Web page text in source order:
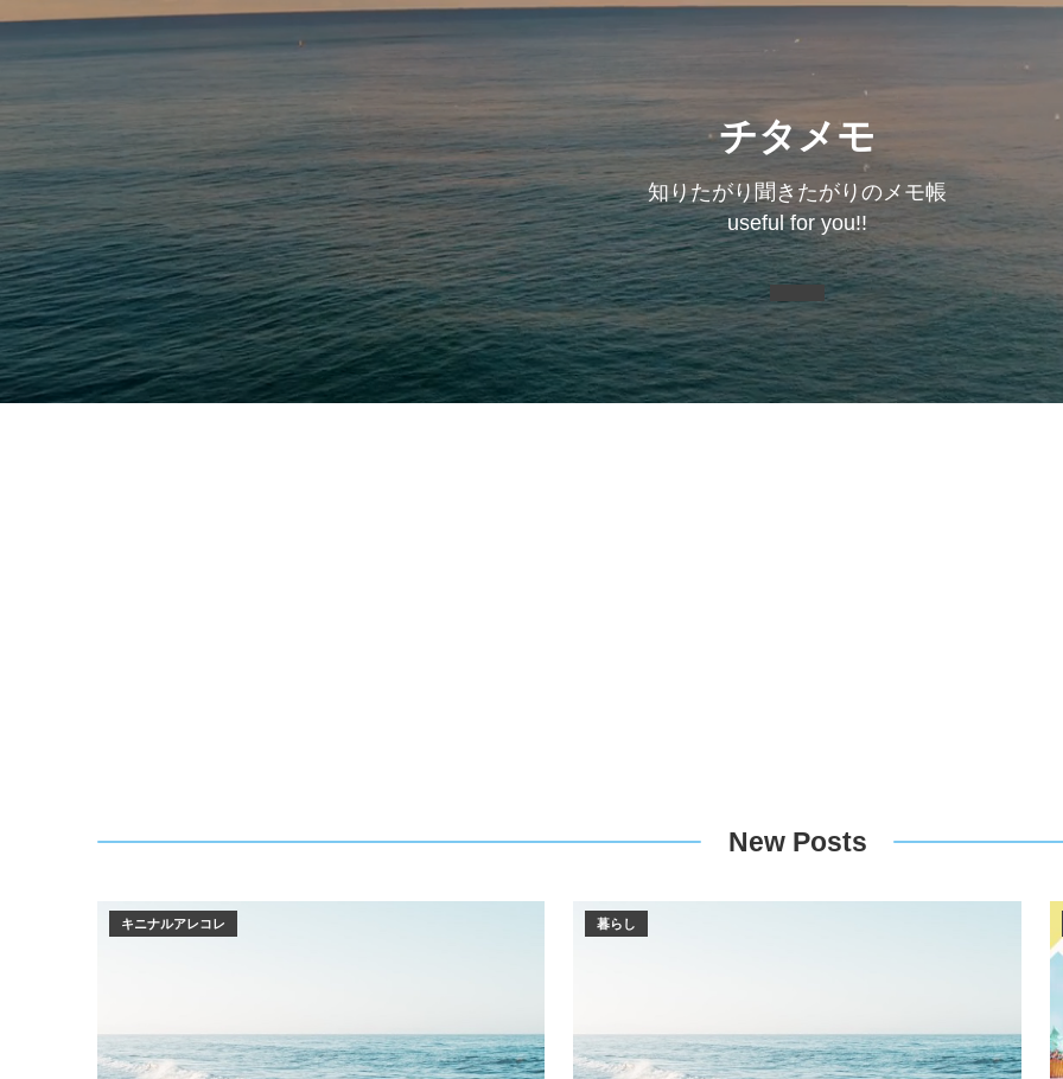
チタメモ
知りたがり聞きたがりのメモ帳
useful for you!!
New Posts
キニナルアレコレ 暮らし